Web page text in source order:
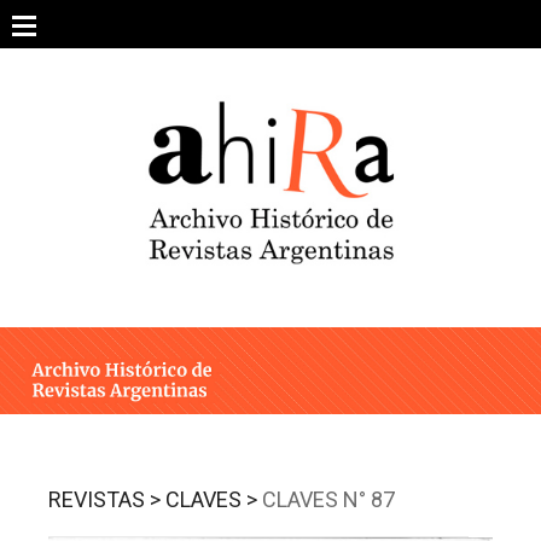
content
ARCHIVO DE REVISTAS
ESTUDIOS CRÍTICOS
INTEGRANTES
REVISTAS > CLAVES > CLAVES N° 87